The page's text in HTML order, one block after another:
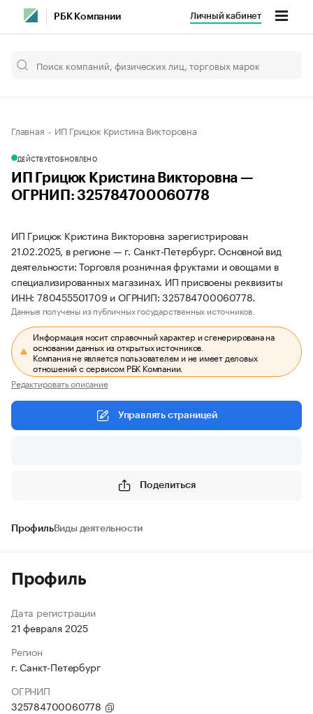
РБК Компании Личный кабинет
Главная ИП Грицюк Кристина Викторовна
ДЕЙСТВУЕТОБНОВЛЕНО
ИП Грицюк Кристина Викторовна —
ОГРНИП: 325784700060778
ИП Грицюк Кристина Викторовна зарегистрирован
21.02.2025, в регионе — г. Санкт-Петербург. Основной вид
деятельности: Торговля розничная фруктами и овощами в
специализированных магазинах. ИП присвоены реквизиты
ИНН: 780455501709 и ОГРНИП: 325784700060778.
Данные получены из публичных государственных источников.
Информация носит справочный характер и сгенерирована на
основании данных из открытых источников.
Компания не является пользователем и не имеет деловых
отношений с сервисом РБК Компании.
Редактировать описание
Управлять страницей
Поделиться
ПрофильВиды деятельности
Профиль
Дата регистрации
21 февраля 2025
Регион
г. Санкт-Петербург
ОГРНИП
325784700060778